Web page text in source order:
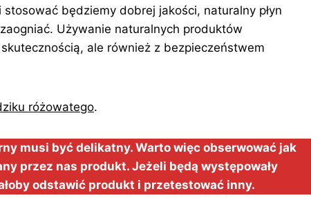
będziemy dobrej jakości, naturalny płyn
Używanie naturalnych produktów
ale również z bezpieczeństwem
różowatego.
musi być delikatny. Warto więc obserwować jak
przez nas produkt. Jeżeli będą występowały
odstawić produkt i przetestować inny.